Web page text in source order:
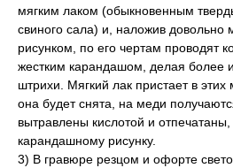
мягким лаком (обыкновенным
свиного сала) и, наложив довольно
рисунком, по его чертам проводят
жестким карандашом, делая более
штрихи. Мягкий лак пристает в этих
она будет снята, на меди
вытравлены кислотой и
карандашному рисунку.
3) В гравюре резцом и офорте